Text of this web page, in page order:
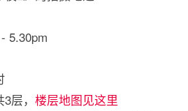
5.30pm
层， 楼层地图见这里